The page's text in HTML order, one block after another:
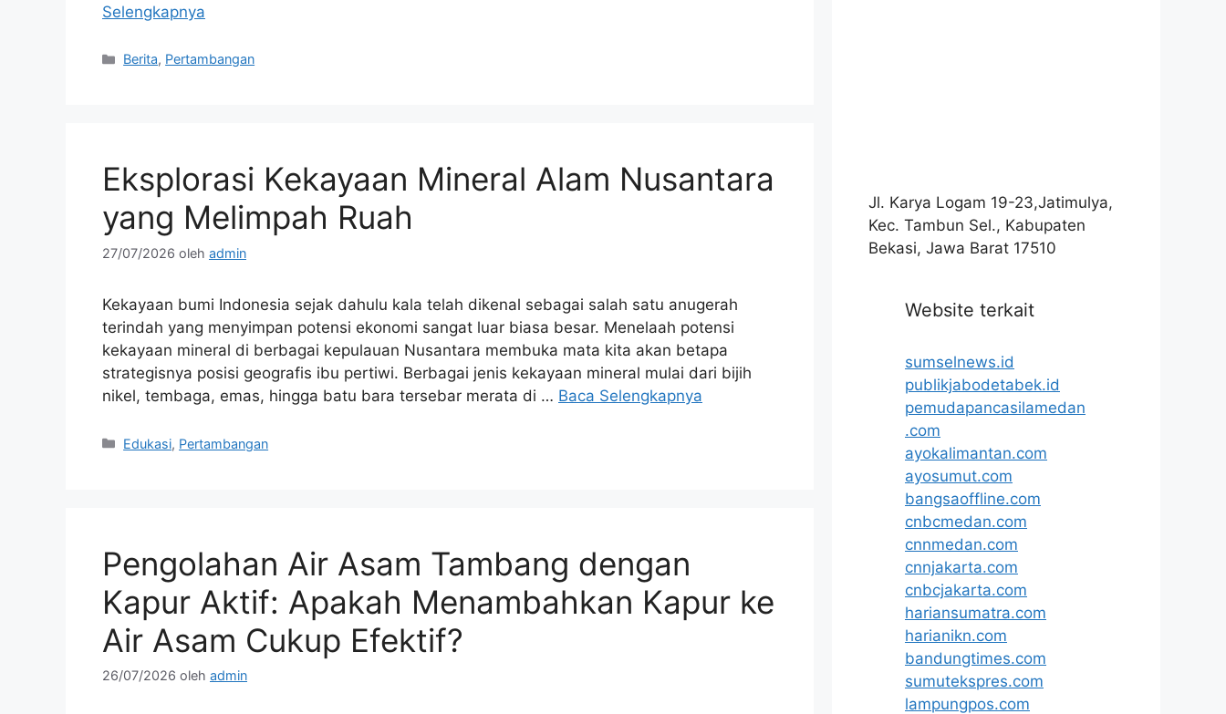
Selengkapnya
Kategori
Berita, Pertambangan
Eksplorasi Kekayaan Mineral Alam Nusantara
yang Melimpah Ruah
27/07/2026 oleh admin
Kekayaan bumi Indonesia sejak dahulu kala telah dikenal sebagai salah satu anugerah
terindah yang menyimpan potensi ekonomi sangat luar biasa besar. Menelaah potensi
kekayaan mineral di berbagai kepulauan Nusantara membuka mata kita akan betapa
strategisnya posisi geografis ibu pertiwi. Berbagai jenis kekayaan mineral mulai dari bijih
nikel, tembaga, emas, hingga batu bara tersebar merata di … Baca Selengkapnya
Kategori
Edukasi, Pertambangan
Pengolahan Air Asam Tambang dengan
Kapur Aktif: Apakah Menambahkan Kapur ke
Air Asam Cukup Efektif?
26/07/2026 oleh admin
Jl. Karya Logam 19-23,Jatimulya,
Kec. Tambun Sel., Kabupaten
Bekasi, Jawa Barat 17510
Website terkait
sumselnews.id
publikjabodetabek.id
pemudapancasilamedan
.com
ayokalimantan.com
ayosumut.com
bangsaoffline.com
cnbcmedan.com
cnnmedan.com
cnnjakarta.com
cnbcjakarta.com
hariansumatra.com
harianikn.com
bandungtimes.com
sumutekspres.com
lampungpos.com